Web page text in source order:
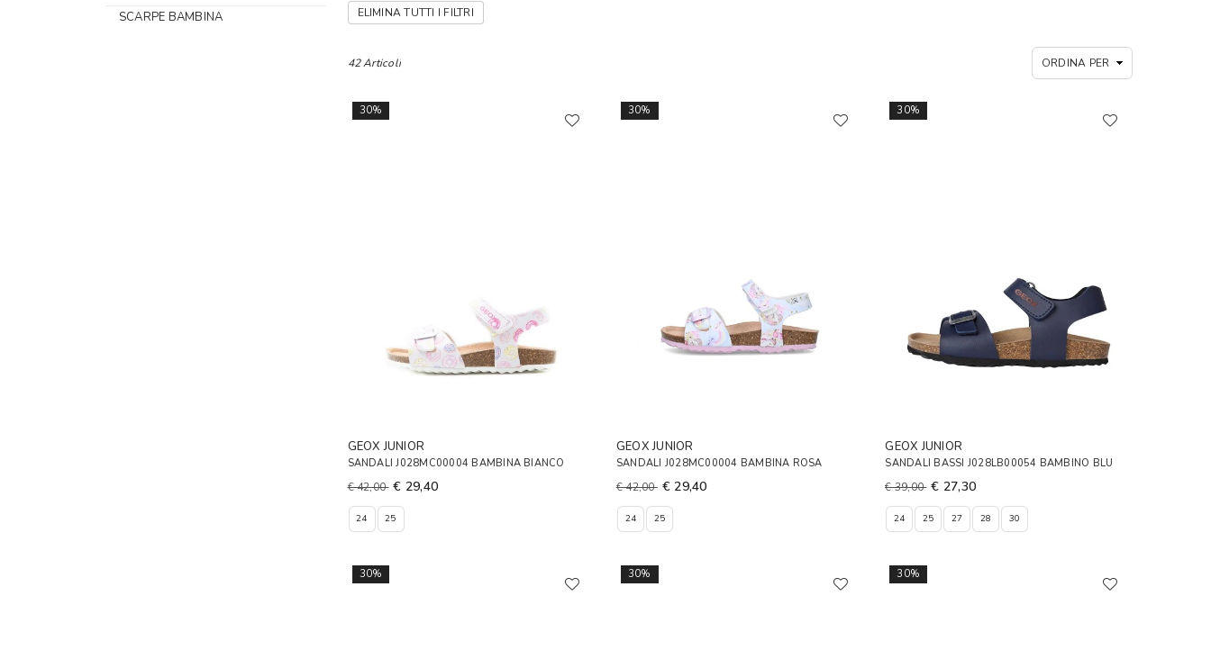
SCARPE BAMBINA
ELIMINA TUTTI I FILTRI
42 Articoli
30%
GEOX JUNIOR
SANDALI J028MC00004 BAMBINA BIANCO
€ 42,00 € 29,40
24 25
30%
GEOX JUNIOR
SANDALI J028MC00004 BAMBINA ROSA
€ 42,00 € 29,40
24 25
30%
GEOX JUNIOR
SANDALI BASSI J028LB00054 BAMBINO BLU
€ 39,00 € 27,30
24 25 27 28 30
30% 30% 30%